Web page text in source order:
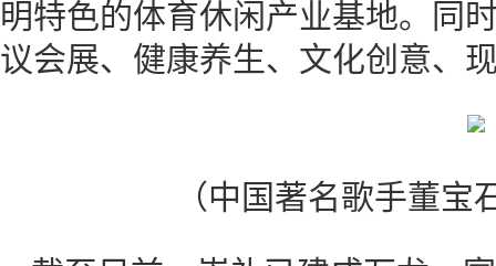
明特色的体育休闲产业基地。同
议会展、健康养生、文化创意、
（中国著名歌手董宝